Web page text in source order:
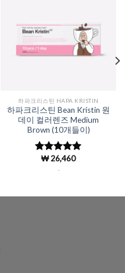
하파크리스틴 HAPA KRISTIN
하파크리스틴 Bean Kristin 원
데이 컬러렌즈 Medium
Brown (10개들이)
5 중에서
로 평
₩26,460